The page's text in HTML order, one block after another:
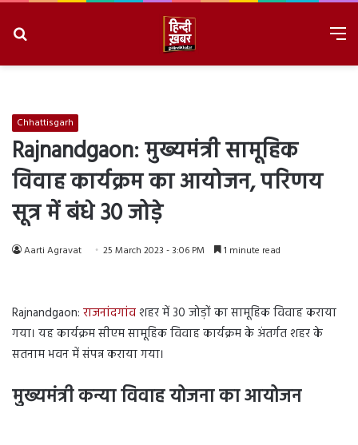
Chhattisgarh
Rajnandgaon: मुख्यमंत्री सामूहिक
विवाह कार्यक्रम का आयोजन, परिणय
सूत्र में बंधे 30 जोड़े
Aarti Agravat 25 March 2023 - 3:06 PM 1 minute read
Rajnandgaon: राजनांदगांवशहर में 30 जोड़ों का सामूहिक विवाह कराया
गया। यह कार्यक्रम सीएम सामूहिक विवाह कार्यक्रम के अंतर्गत शहर के
सतनाम भवन में संपन्न कराया गया।
मुख्यमंत्री कन्या विवाह योजना का आयोजन